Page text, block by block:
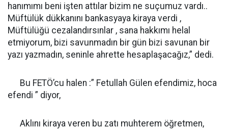
hanımımı beni işten attılar bizim ne suçumuz vardı..
Müftülük dükkanını bankasyaya kiraya verdi ,
Müftülüğü cezalandırsınlar , sana hakkımı helal
etmiyorum, bizi savunmadın bir gün bizi savunan bir
yazı yazmadın, seninle ahrette hesaplaşacağız,” dedi.
Bu FETÖ’cu halen :” Fetullah Gülen efendimiz, hoca
efendi ” diyor,
Aklını kiraya veren bu zatı muhterem öğretmen,